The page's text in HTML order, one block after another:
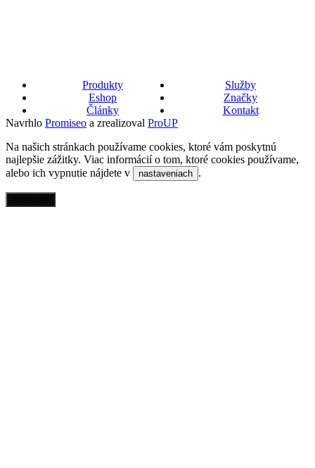
Produkty
Služby
Eshop
Značky
Články
Kontakt
Navrhlo Promiseo a zrealizoval ProUP
Na našich stránkach používame cookies, ktoré vám poskytnú
najlepšie zážitky. Viac informácií o tom, ktoré cookies používame,
alebo ich vypnutie nájdete v
nastaveniach .